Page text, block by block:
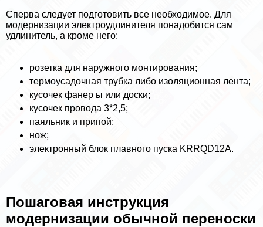
Сперва следует подготовить все необходимое. Для
модернизации электроудлинителя понадобится сам
удлинитель, а кроме него:
розетка для наружного монтирования;
термоусадочная трубка либо изоляционная лента;
кусочек фанер ы или доски;
кусочек провода 3*2,5;
паяльник и припой;
нож;
электронный блок плавного пуска KRRQD12A.
Пошаговая инструкция
модернизации обычной переноски